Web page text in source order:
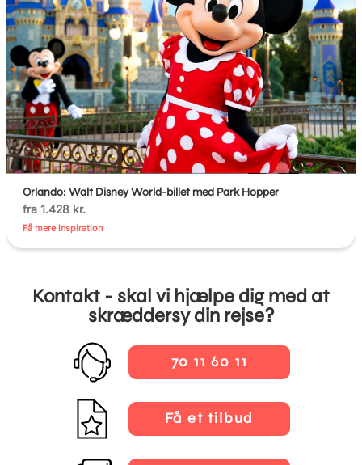
Orlando: Walt Disney World-billet med Park Hopper
fra 1.428 kr.
Få mere inspiration
Kontakt - skal vi hjælpe dig med at
skræddersy din rejse?
70 11 60 11
Få et tilbud